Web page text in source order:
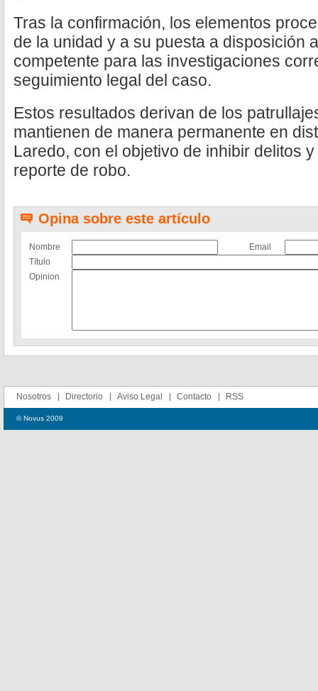
Tras la confirmación, los elementos
de la unidad y a su puesta a disposición
competente para las investigaciones
seguimiento legal del caso.
Estos resultados derivan de los
mantienen de manera permanente en
Laredo, con el objetivo de inhibir delitos
reporte de robo.
Opina sobre este artículo
Nombre
Email
Título
Opinion
Nosotros Directorio Aviso Legal Contacto RSS
© Novus 2009